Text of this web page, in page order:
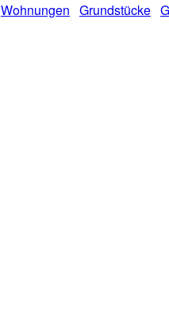
Wohnungen Grundstücke